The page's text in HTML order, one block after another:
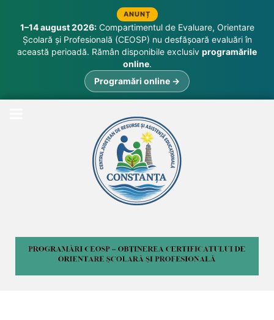
ANUNȚ
1–14 august 2026:Compartimentul de Evaluare, Orientare
Școlară și Profesională (CEOSP) nu desfășoară evaluări în
această perioadă. Rămân disponibile exclusiv programările
online.
Programări online →